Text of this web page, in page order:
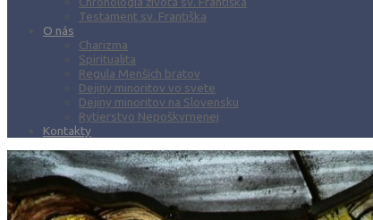
Testament sv. Františka
O nás
Charizma
Spiritualita
Regula Menších bratov
Dejiny minoritov vo svete
Dejiny minoritov na Slovensku
Rytierstvo Nepoškvrnenej
Kontakty